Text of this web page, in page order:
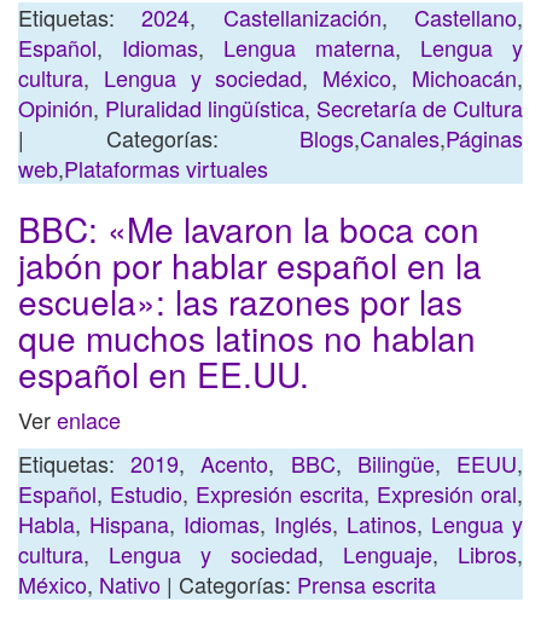
Etiquetas:2024, Castellanización,Castellano,
Español, Idiomas, Lengua materna, Lengua y
cultura, Lengua y sociedad, México, Michoacán,
Opinión, Pluralidad lingüística, Secretaría de Cultura
| Categorías: Blogs,Canales,Páginas
web,Plataformas virtuales
BBC: «Me lavaron la boca con
jabón por hablar español en la
escuela»: las razones por las
que muchos latinos no hablan
español en EE.UU.
Verenlace
Etiquetas:2019,Acento, BBC, Bilingüe, EEUU,
Español, Estudio, Expresión escrita, Expresión oral,
Habla, Hispana, Idiomas, Inglés, Latinos, Lengua y
cultura, Lengua y sociedad, Lenguaje, Libros,
México, Nativo | Categorías: Prensa escrita